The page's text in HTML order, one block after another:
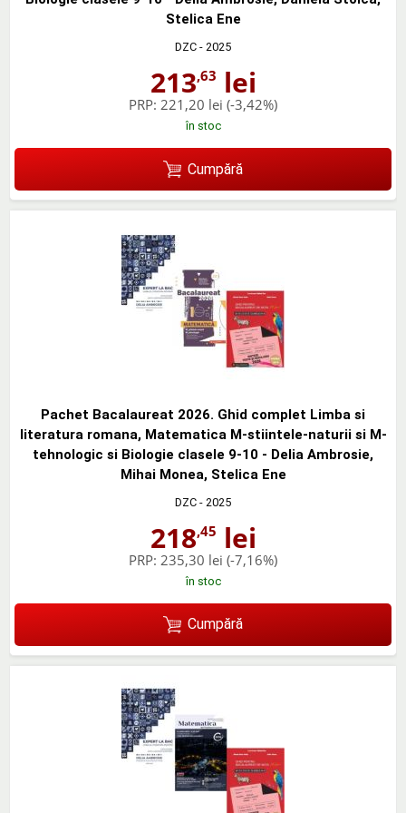
Stelica Ene
DZC - 2025
213,63 lei
PRP: 221,20 lei (-3,42%)
în stoc
Cumpără
Pachet Bacalaureat 2026. Ghid complet Limba si
literatura romana, Matematica M-stiintele-naturii si M-
tehnologic si Biologie clasele 9-10 - Delia Ambrosie,
Mihai Monea, Stelica Ene
DZC - 2025
218,45 lei
PRP: 235,30 lei (-7,16%)
în stoc
Cumpără